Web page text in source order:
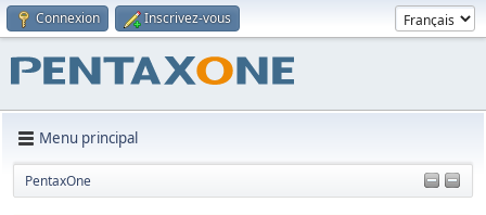
Connexion Inscrivez-vous
Menu principal
PentaxOne